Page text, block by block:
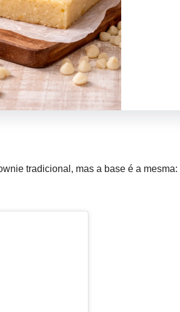
tradicional, mas a base é a mesma: